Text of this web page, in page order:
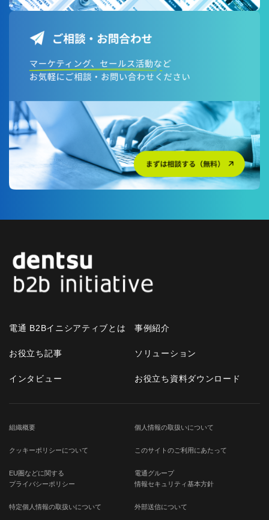
電通 B2Bイニシアティブとは
お役立ち記事
インタビュー
事例紹介
ソリューション
お役立ち資料ダウンロード
組織概要 個人情報の取扱いについて
クッキーポリシーについて このサイトのご利用にあたって
EU圏などに関する
プライバシーポリシー
電通グループ
情報セキュリティ基本方針
特定個人情報の取扱いについて 外部送信について